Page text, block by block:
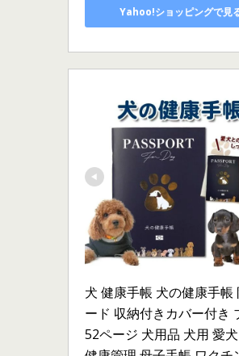
Yahoo!ショッピングで見
犬 健康手帳 犬の健康手帳
ード 収納付きカバー付き
52ページ 犬用品 犬用 愛